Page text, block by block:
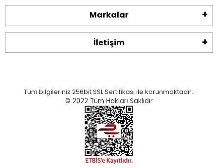
Markalar
İletişim
Tüm bilgileriniz 256bit SSL Sertifikası ile korunmaktadır.
© 2022 Tüm Hakları Saklıdır